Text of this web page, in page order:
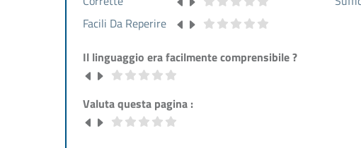
Facili Da Reperire
Il linguaggio era facilmente comprensibile ?
Valuta questa pagina :